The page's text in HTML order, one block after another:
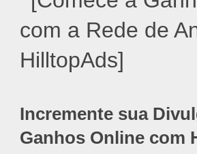
Incremente sua
Ganhos Online com